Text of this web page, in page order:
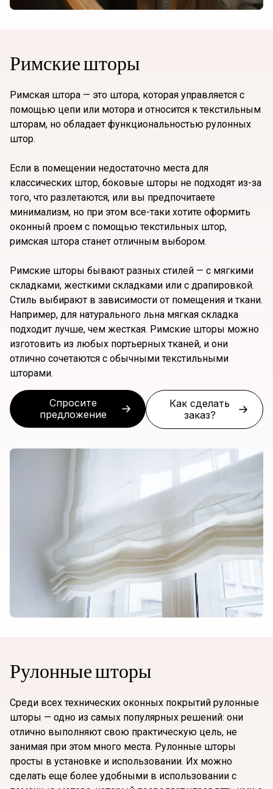
Римские шторы
Римская штора — это штора, которая управляется с
помощью цепи или мотора и относится к текстильным
шторам, но обладает функциональностью рулонных
штор.
Если в помещении недостаточно места для
классических штор, боковые шторы не подходят из-за
того, что разлетаются, или вы предпочитаете
минимализм, но при этом все-таки хотите оформить
оконный проем с помощью текстильных штор,
римская штора станет отличным выбором.
Римские шторы бывают разных стилей — с мягкими
складками, жесткими складками или с драпировкой.
Стиль выбирают в зависимости от помещения и ткани.
Например, для натурального льна мягкая складка
подходит лучше, чем жесткая. Римские шторы можно
изготовить из любых портьерных тканей, и они
отлично сочетаются с обычными текстильными
шторами.
Спросите
предложение
Как сделать
заказ?
Рулонные шторы
Среди всех технических оконных покрытий рулонные
шторы — одно из самых популярных решений: они
отлично выполняют свою практическую цель, не
занимая при этом много места. Рулонные шторы
просты в установке и использовании. Их можно
сделать еще более удобными в использовании с